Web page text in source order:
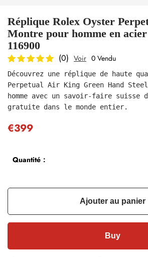
Réplique Rolex Oyster
Montre pour homme en
116900
(0) Voir 0 Vendu
Découvrez une réplique de haute
Perpetual Air King Green Hand
homme avec un savoir-faire suisse
gratuite dans le monde entier.
€399
Quantité：
Ajouter au panier
Buy
soumettre